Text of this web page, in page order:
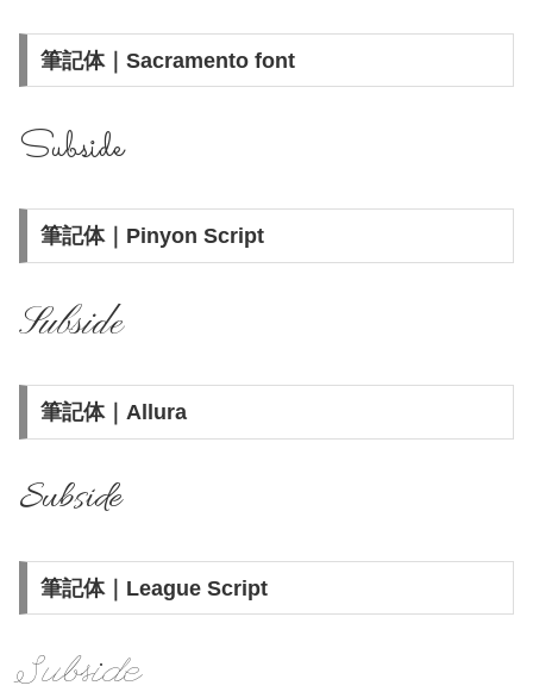
筆記体｜Sacramento font
Subside
筆記体｜Pinyon Script
Subside
筆記体｜Allura
Subside
筆記体｜League Script
Subside